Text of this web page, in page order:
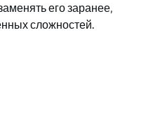
его заранее‚
сложностей.